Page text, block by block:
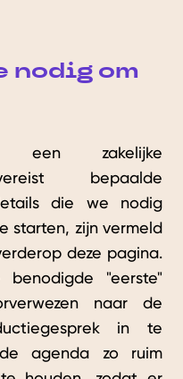
nodig om
zakelijke
bepaalde
die we nodig
starten, zijn vermeld
deze pagina.
"eerste"
naar de
in te
agenda zo ruim